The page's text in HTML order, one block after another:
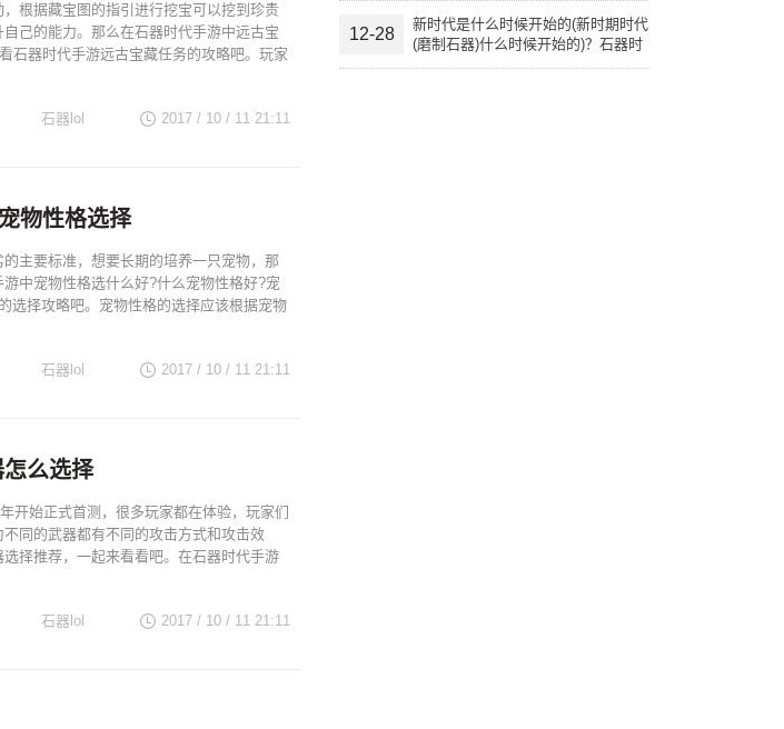
根据藏宝图的指引进行挖宝可以挖到珍贵
己的能力。那么在石器时代手游中远古宝
石器时代手游远古宝藏任务的攻略吧。玩家
2017 / 10 / 11 21:11
石器lol
物性格选择
主要标准，想要长期的培养一只宠物，那
中宠物性格选什么好?什么宠物性格好?宠
选择攻略吧。宠物性格的选择应该根据宠物
2017 / 10 / 11 21:11
石器lol
么选择
开始正式首测，很多玩家都在体验，玩家们
同的武器都有不同的攻击方式和攻击效
择推荐，一起来看看吧。在石器时代手游
2017 / 10 / 11 21:11
石器lol
12-28
新时代是什么时候开始的(新时期时代
(磨制石器)什么时候开始的)？石器时
代什么意思